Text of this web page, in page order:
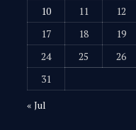
10
11 12
17
18 19
24
25 26
31
« Jul